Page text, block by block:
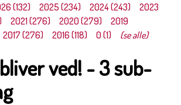
(132) 2025 (234) 2024 (243)
2023
2021 (276) 2020 (279)
2019
2017 (276) 2016 (118) 0 (1) (se alle)
ved! - 3 sub-